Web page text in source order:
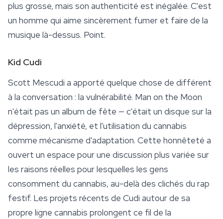
plus grosse, mais son authenticité est inégalée. C'est
un homme qui aime sincèrement fumer et faire de la
musique là-dessus. Point.
Kid Cudi
Scott Mescudi a apporté quelque chose de différent
à la conversation : la vulnérabilité. Man on the Moon
n'était pas un album de fête — c'était un disque sur la
dépression, l'anxiété, et l'utilisation du cannabis
comme mécanisme d'adaptation. Cette honnêteté a
ouvert un espace pour une discussion plus variée sur
les raisons réelles pour lesquelles les gens
consomment du cannabis, au-delà des clichés du rap
festif. Les projets récents de Cudi autour de sa
propre ligne cannabis prolongent ce fil de la